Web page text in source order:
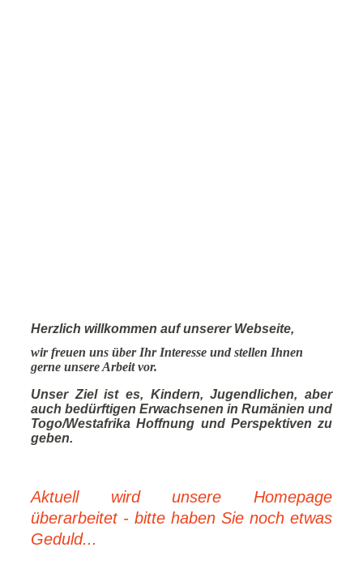
Herzlich willkommen auf unserer Webseite,
wir freuen uns über Ihr Interesse und stellen Ihnen
gerne unsere Arbeit vor.
Unser Ziel ist es, Kindern, Jugendlichen, aber
auch bedürftigen Erwachsenen in Rumänien und
Togo/Westafrika Hoffnung und Perspektiven zu
geben.
Aktuell wird unsere Homepage
überarbeitet - bitte haben Sie noch etwas
Geduld...